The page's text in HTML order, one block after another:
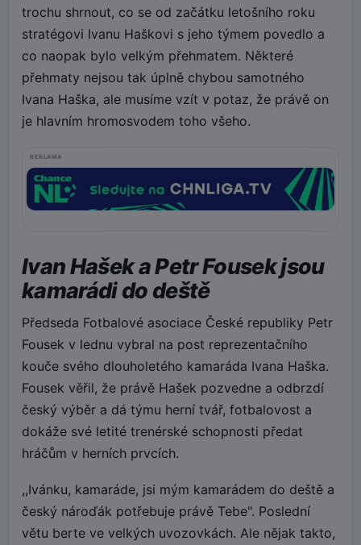
trochu shrnout, co se od začátku letošního roku
stratégovi Ivanu Haškovi s jeho týmem povedlo a
co naopak bylo velkým přehmatem. Některé
přehmaty nejsou tak úplně chybou samotného
Ivana Haška, ale musíme vzít v potaz, že právě on
je hlavním hromosvodem toho všeho.
REKLAMA
Ivan Hašek a Petr Fousek jsou
kamarádi do deště
Předseda Fotbalové asociace České republiky Petr
Fousek v lednu vybral na post reprezentačního
kouče svého dlouholetého kamaráda Ivana Haška.
Fousek věřil, že právě Hašek pozvedne a odbrzdí
český výběr a dá týmu herní tvář, fotbalovost a
dokáže své letité trenérské schopnosti předat
hráčům v herních prvcích.
,,Ivánku, kamaráde, jsi mým kamarádem do deště a
český nároďák potřebuje právě Tebe". Poslední
větu berte ve velkých uvozovkách. Ale nějak takto,